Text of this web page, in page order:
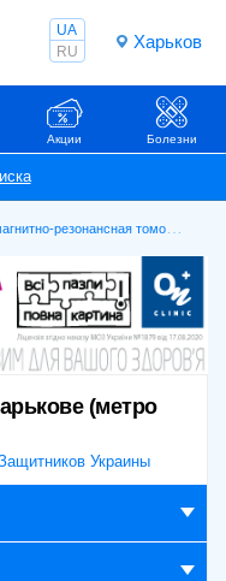
Харьков
UA
RU
Акции Болезни
резонансная томография)
(метро
Украины